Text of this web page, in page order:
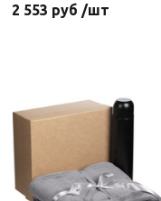
2 553 руб /шт